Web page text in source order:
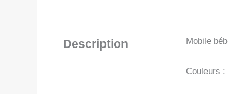
Description Mobile
Couleurs